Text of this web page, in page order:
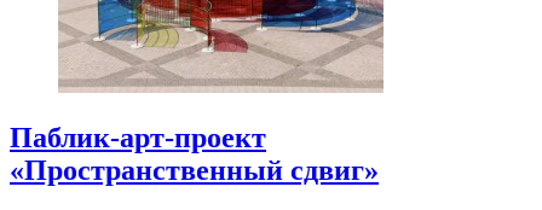
Паблик-арт-проект
«Пространственный сдвиг»